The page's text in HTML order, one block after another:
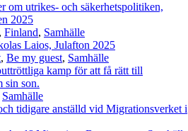
om utrikes- och säkerhetspolitiken,
2025
, Finland, Samhälle
Laios, Julafton 2025
, Be my guest, Samhälle
kamp för att få rätt till
sin son.
Samhälle
tidigare anställd vid Migrationsverket i